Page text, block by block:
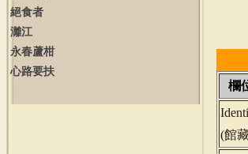
絕食者
灕江
永春蘆柑
心路要扶
欄
(館